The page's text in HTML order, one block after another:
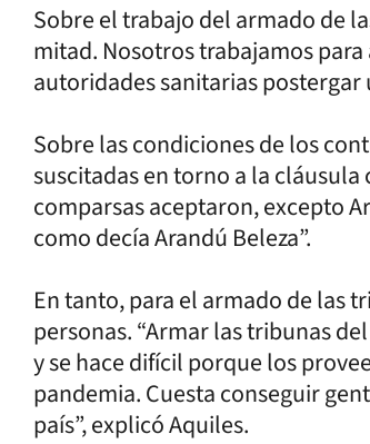
Sobre el trabajo del armado de
mitad. Nosotros trabajamos
autoridades sanitarias postergar
Sobre las condiciones de los
suscitadas en torno a la
comparsas aceptaron, excepto
como decía Arandú Beleza”.
En tanto, para el armado de las
personas. “Armar las tribunas
y se hace difícil porque los
pandemia. Cuesta conseguir
país”, explicó Aquiles.